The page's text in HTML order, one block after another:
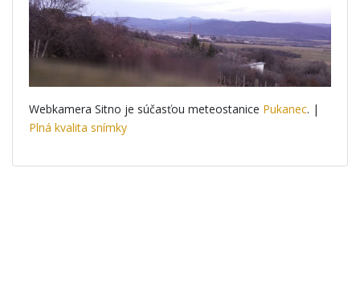
Webkamera Sitno je súčasťou meteostanice Pukanec. |
Plná kvalita snímky